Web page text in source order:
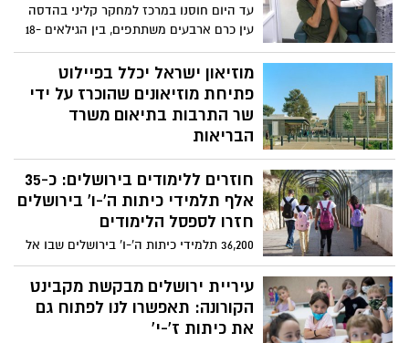
עד היום חוסנו במרכז למחקר קליני בהדסה
עין כרם ארבעים משתתפים, בין הגילאים 18-
55, כולם ללא מחלות רקע. הדסה: "אנחנו
קוראים לנשים וגברים בגילאי 18-85, גם כאלה
עם מחלות רקע - לבוא ולהתחסן ולתרום
מוזיאון ישראל יכלל בפיילוט
פתיחת מוזיאונים שהוכרז על ידי
שר התרבות בתיאום משרד
הבריאות
על פי החלטת שר התרבות, מדובר בפיילוט
במסגרתו ייפתחו מספר מוזיאונים, שיפעלו
בהתאם להגבלות ולהנחיות מחמירות,
שייקבעו באופן סופי בימים הקרובים
חוזרים ללימודים בירושלים: כ-35
אלף תלמידי כיתות ה'-ו' בירושלים
חזרו לספסל הלימודים
36,200 תלמידי כיתות ה'-ו' בירושלים שבו אל
ספסל הלימודים, בכפוף להנחיות משרד
הבריאות. עיריית ירושלים ומינהל החינוך
העירוני נערכו מבעוד מועד לחזרתם לשגרת
הלימודים, תוך מאמץ רב למנוע ערבוב בין
עיריית ירושלים מבקשת מקבינט
הקורונה: תאפשרו לנו לפתוח גם
את כיתות ז'-י'